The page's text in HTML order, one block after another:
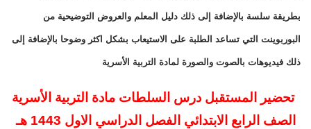
بطريقة سلسة بالإضافة إلى ذلك دليل المعلم والعروض التوضيحية من
البوربوينت التي تساعد الطلبة على الاستيعاب بشكل اكثر وضوحا بالإضافة إلى
ذلك فيديوهات بالصوت والصورة لمادة التربية الأسرية
تحضير المستقبل درس السلطات مادة التربية الأسرية
الصف الرابع الابتدائي الفصل الدراسي الاول 1443 هـ